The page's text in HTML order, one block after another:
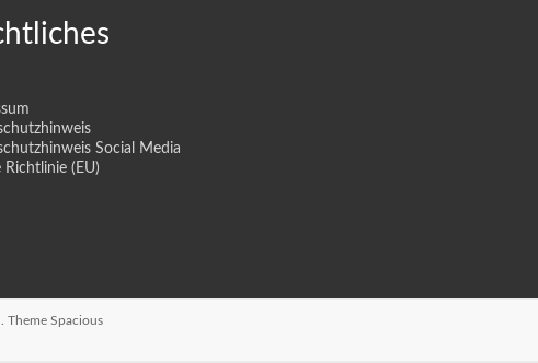
Social Media
Richtlinie (EU)
Theme Spacious